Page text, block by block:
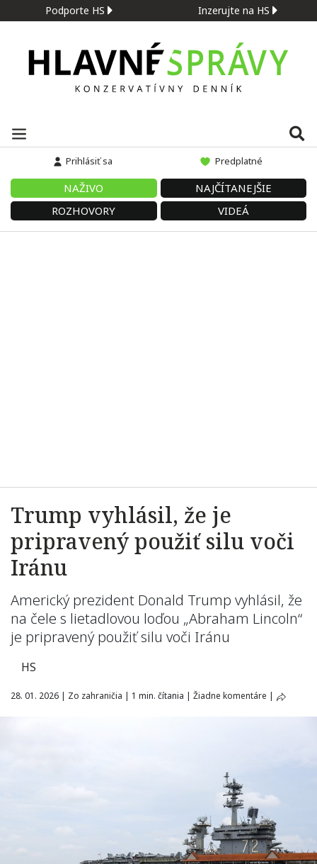
Podporte HS Inzerujte na HS
Prihlásiť sa Predplatné
NAŽIVO
NAJČÍTANEJŠIE
ROZHOVORY
VIDEÁ
Trump vyhlásil, že je
pripravený použiť silu voči
Iránu
Americký prezident Donald Trump vyhlásil, že
na čele s lietadlovou loďou „Abraham Lincoln“
je pripravený použiť silu voči Iránu
HS
28. 01. 2026 | Zo zahraničia | 1 min. čítania | Žiadne komentáre |